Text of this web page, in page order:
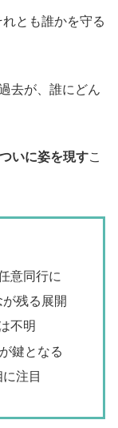
とも誰かを守る
去が、誰にどん
いに姿を現すこ
意同行に
残る展開
不明
鍵となる
注目